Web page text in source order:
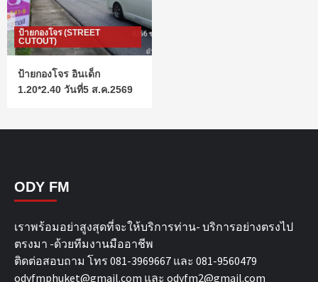
ป้ายกองโจร (STREET
CUTOUT)
ป้ายกองโจร อินเด็ก
1.20*2.40 วันที่5 ส.ค.2569
ODY FM
เราพร้อมอย่าสูงสุดที่จะให้บริการท่าน- บริการอย่างตรงไป
ตรงมา -ด้วยทีมงานมืออาชีพ
ติดต่อสอบถาม โทร 081-3969667 และ 081-9560479
odyfmphuket@gmail.com และ odyfm2@gmail.com